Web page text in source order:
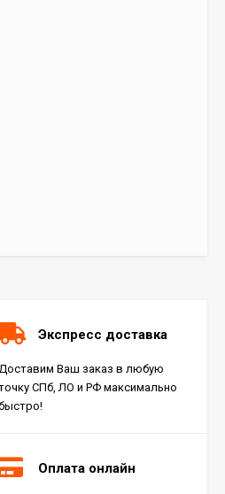
Экспресс доставка
Ваш заказ в любую
СПб, ЛО и РФ максимально
Оплата онлайн